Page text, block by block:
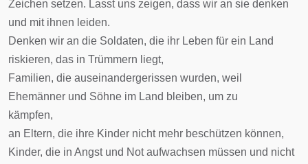
Zeichen setzen. Lasst uns zeigen, dass wir an sie denken
und mit ihnen leiden.
Denken wir an die Soldaten, die ihr Leben für ein Land
riskieren, das in Trümmern liegt,
Familien, die auseinandergerissen wurden, weil
Ehemänner und Söhne im Land bleiben, um zu
kämpfen,
an Eltern, die ihre Kinder nicht mehr beschützen können,
Kinder, die in Angst und Not aufwachsen müssen und nicht